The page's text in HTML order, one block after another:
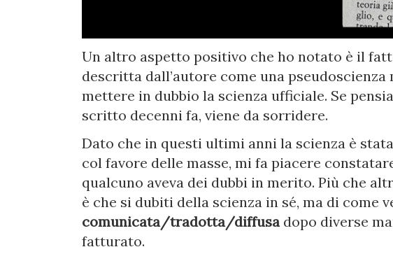
Un altro aspetto positivo che ho notato è il
descritta dall’autore come una pseudoscienza
mettere in dubbio la scienza ufficiale. Se
scritto decenni fa, viene da sorridere.
Dato che in questi ultimi anni la scienza è
col favore delle masse, mi fa piacere
qualcuno aveva dei dubbi in merito. Più che
è che si dubiti della scienza in sé, ma di come
comunicata/tradotta/diffusa dopo diverse
fatturato.